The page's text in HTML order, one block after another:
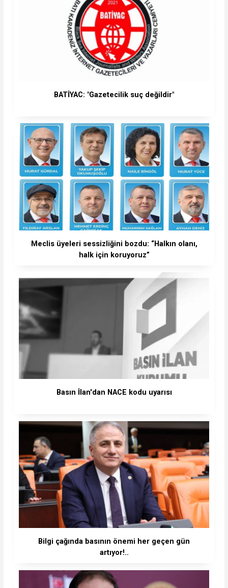
BATİYAC: "Gazetecilik suç değildir"
Meclis üyeleri sessizliğini bozdu: “Halkın olanı,
halk için koruyoruz”
Basın İlan'dan NACE kodu uyarısı
Bilgi çağında basının önemi her geçen gün
artıyor!..